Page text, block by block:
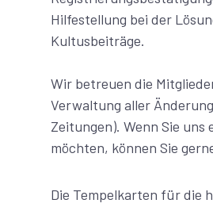
Hilfestellung bei der
Kultusbeiträge.
Wir betreuen die
Verwaltung aller
Zeitungen). Wenn Sie
möchten, können Sie
Die Tempelkarten für die